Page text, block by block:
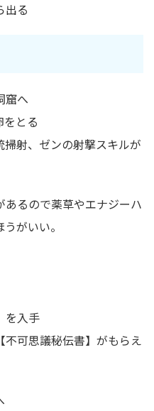
出る
窟へ
とる
射、ゼンの射撃スキルが
るので薬草やエナジーハ
がいい。
を入手
可思議秘伝書】がもらえ